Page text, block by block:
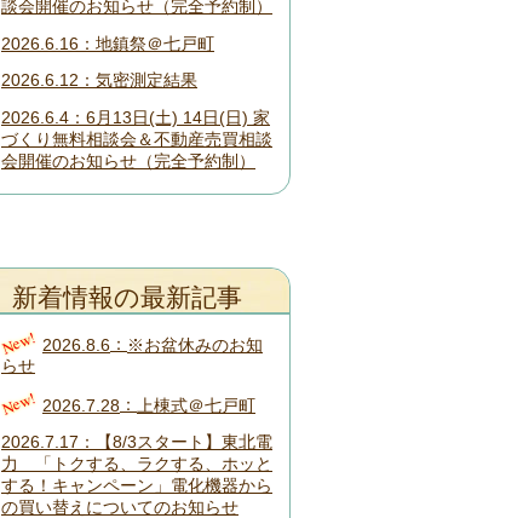
談会開催のお知らせ（完全予約制）
2026.6.16
地鎮祭＠七戸町
2026.6.12
気密測定結果
2026.6.4
6月13日(土) 14日(日) 家
づくり無料相談会＆不動産売買相談
会開催のお知らせ（完全予約制）
新着情報の最新記事
New! 2026.8.6
※お盆休みのお知
らせ
New! 2026.7.28
上棟式＠七戸町
2026.7.17
【8/3スタート】東北電
力 「トクする、ラクする、ホッと
する！キャンペーン」電化機器から
の買い替えについてのお知らせ